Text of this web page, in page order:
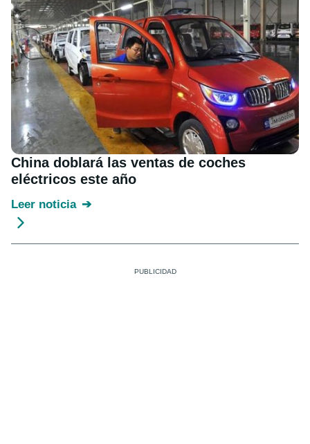
China doblará las ventas de coches
eléctricos este año
Leer noticia